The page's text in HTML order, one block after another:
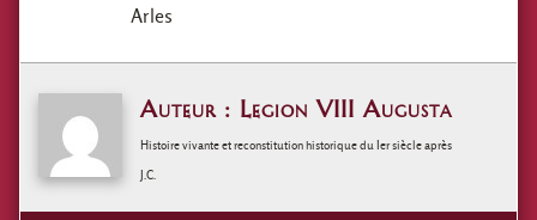
Arles
Auteur : Legion VIII Augusta
Histoire vivante et reconstitution historique du Ier siècle après
J.C.